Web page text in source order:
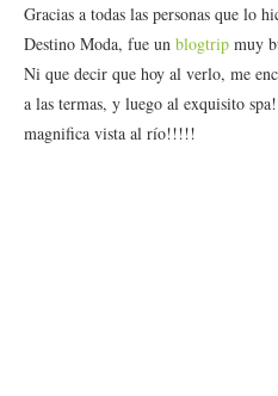
Gracias a todas las personas que lo
Destino Moda, fue un blogtrip muy
Ni que decir que hoy al verlo, me
a las termas, y luego al exquisito
magnifica vista al río!!!!!